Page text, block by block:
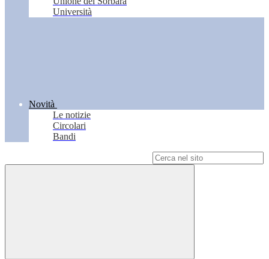
Università
Novità
Le notizie
Circolari
Bandi